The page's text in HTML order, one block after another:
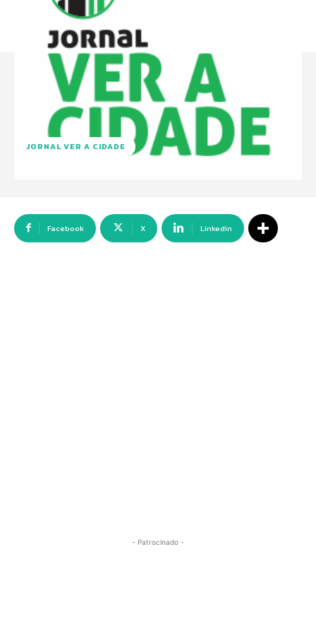
JORNAL VER A CIDADE
Facebook X Linkedin
- Patrocinado -